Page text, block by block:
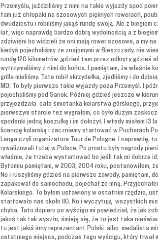
Przemyślu, jeździliśmy z nimi na takie wyjazdy spod
tam już chłopaki na szosowych pięknych rowerach,
dwudziestu i robiliśmy jakąś rundę swoją. Ale z
lat, więc naprawdę bardzo dobrą wydolnością a z
zdziwieni bo widzieli że oni mają rower szosowe, a my
kiedyś pojechaliśmy ze znajomymi w Bieszczady, nie
rundę 120 kilometrów ,gdzieś tam przez odkryty gdzieś
wytrzymaliśmy z nimi do końca. I pamiętam, że właśnie
grilla mieliśmy. Tato robił skrzydełka, zjedliśmy i do
MD: To były pierwsze takie wyjazdy poza Przemyśl. I
pojechaliśmy pod Sanok. Później gdzieś jeszcze w
przyjeżdżała cała śmietanka kolarstwa górskiego,
pierwszym starcie też wygrałem, co było dużym
spodenki jedną koszulkę i im dołożył. I wtedy miałem
licencję kolarską i zaczniemy startować w Pucharach
Langa czyli organizatora Tour de Pologne. I naprawdę,
rywalizowali tutaj w Polsce. Po prostu były nagrody
właśnie, że trzeba wystartować bo jeśli tak mi dobrze
Bytomiu pamiętam, w 2003, 2004 roku, postanowiłem,
No i ruszyliśmy gdzieś na pierwsze zawody, pamiętam,
zapakował do samochodu, pojechał ze mną.
Kolarskiego. To byłem ustawiony w ostatnim rzędzie,
startowało nas około 110. No i wyczytują wszystkich
chyba. Tato dopiero po wyścigu mi powiedział, że jak
jakoś tak tak wyszło, śmieję się, że to jest taka
tu jest jakiś inny reprezentant Polski albo medalista
ostatniego miejsca, podczas tego wyścigu, który trwał